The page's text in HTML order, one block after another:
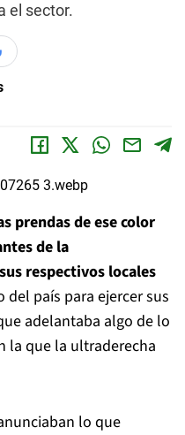
el sector.
prendas de ese color
de la
respectivos locales
del país para ejercer sus
adelantaba algo de lo
la que la ultraderecha
lo que